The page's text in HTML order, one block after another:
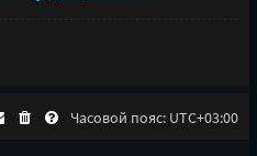
Часовой пояс: UTC+03:00